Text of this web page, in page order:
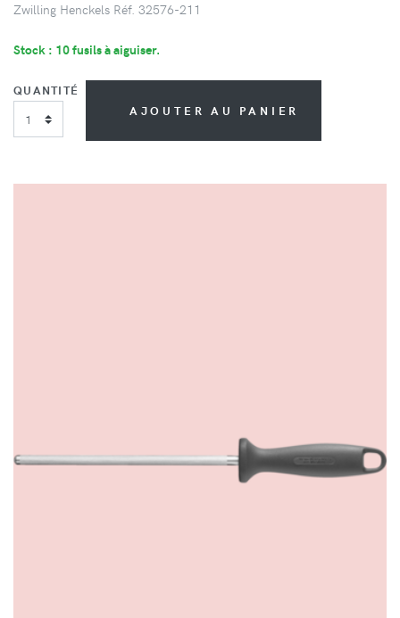
Zwilling Henckels Réf. 32576-211
Stock : 10 fusils à aiguiser.
QUANTITÉ
AJOUTER AU PANIER